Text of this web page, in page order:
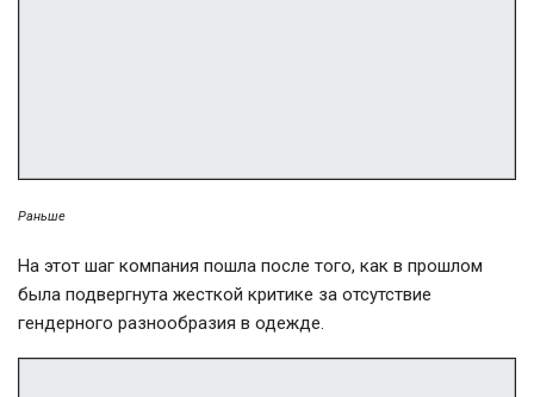
Раньше
На этот шаг компания пошла после того, как в прошлом
была подвергнута жесткой критике за отсутствие
гендерного разнообразия в одежде.